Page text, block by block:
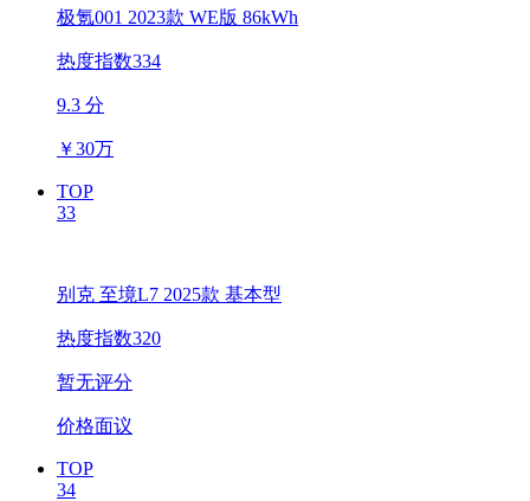
极氪001 2023款 WE版 86kWh
热度指数334
9.3 分
￥30万
TOP
33
别克 至境L7 2025款 基本型
热度指数320
暂无评分
价格面议
TOP
34